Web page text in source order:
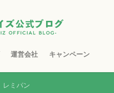
運営会社 キャンペーン
レミパン